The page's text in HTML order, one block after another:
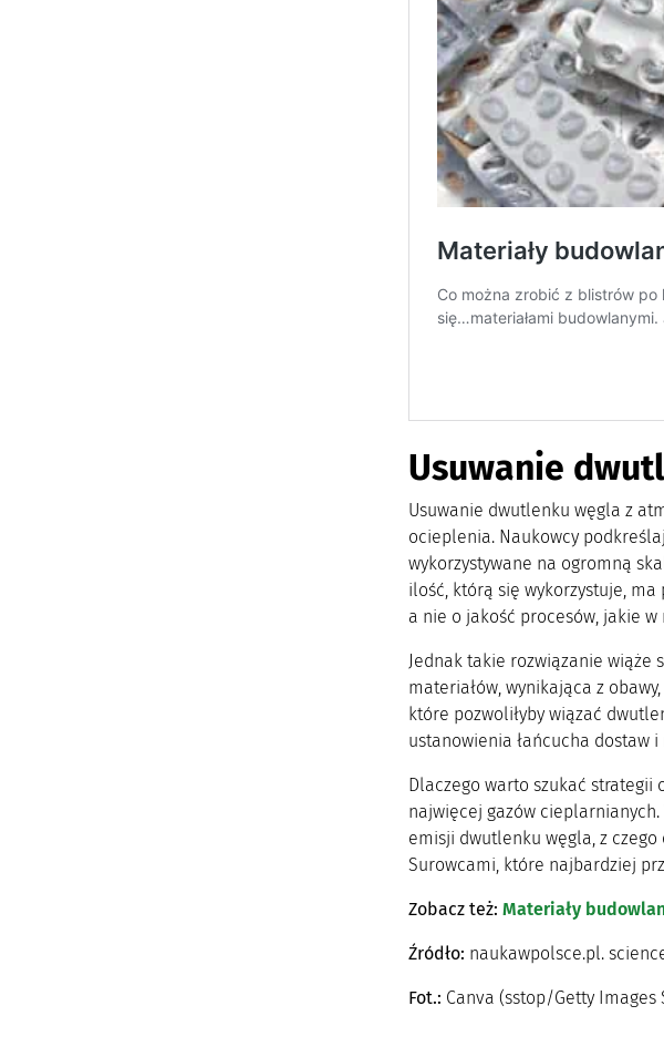
Usuwanie
Usuwanie dwutlenku węgla z
ocieplenia. Naukowcy
wykorzystywane na ogromną
ilość, którą się wykorzystuje,
a nie o jakość procesów, jakie w
Jednak takie rozwiązanie wiąże
materiałów, wynikająca z
które pozwoliłyby wiązać
ustanowienia łańcucha dostaw
Dlaczego warto szukać strategii
najwięcej gazów cieplarnianych.
emisji dwutlenku węgla, z czego
Surowcami, które najbardziej
Zobacz też: Materiały
Źródło: naukawpolsce.pl.
Fot.: Canva (sstop/Getty Images